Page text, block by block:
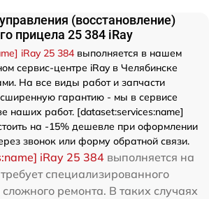
(восстановление)
прицела 25 384 iRay
iRay 25 384 выполняется в нашем
сервис-центре iRay в Челябинске
На все виды работ и запчасти
гарантию - мы в сервисе
наших работ. [dataset:services:name]
на -15% дешевле при оформлении
звонок или форму обратной связи.
iRay 25 384 выполняется на
специализированного
ремонта. В таких случаях